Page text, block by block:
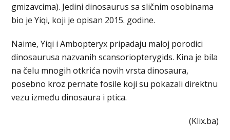
gmizavcima). Jedini dinosaurus sa sličnim osobinama
bio je Yiqi, koji je opisan 2015. godine.
Naime, Yiqi i Ambopteryx pripadaju maloj porodici
dinosaurusa nazvanih scansoriopterygids. Kina je bila
na čelu mnogih otkrića novih vrsta dinosaura,
posebno kroz pernate fosile koji su pokazali direktnu
vezu između dinosaura i ptica.
(Klix.ba)